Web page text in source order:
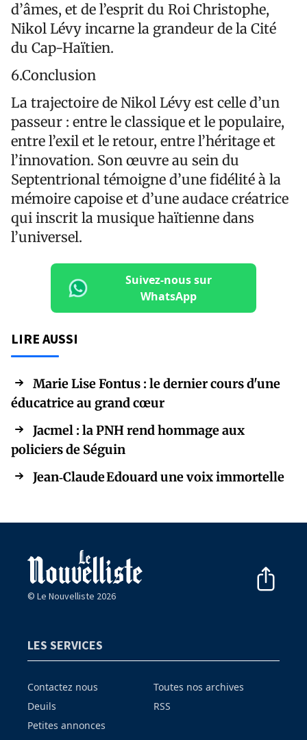
d’âmes, et de l’esprit du Roi Christophe,
Nikol Lévy incarne la grandeur de la Cité
du Cap-Haïtien.
6.Conclusion
La trajectoire de Nikol Lévy est celle d’un
passeur : entre le classique et le populaire,
entre l’exil et le retour, entre l’héritage et
l’innovation. Son œuvre au sein du
Septentrional témoigne d’une fidélité à la
mémoire capoise et d’une audace créatrice
qui inscrit la musique haïtienne dans
l’universel.
Suivez-nous sur
WhatsApp
LIRE AUSSI
Marie Lise Fontus : le dernier cours d'une
éducatrice au grand cœur
Jacmel : la PNH rend hommage aux
policiers de Séguin
Jean‑Claude Edouard une voix immortelle
© Le Nouvelliste 2026
LES SERVICES
Contactez nous
Deuils
Petites annonces
Toutes nos archives
RSS